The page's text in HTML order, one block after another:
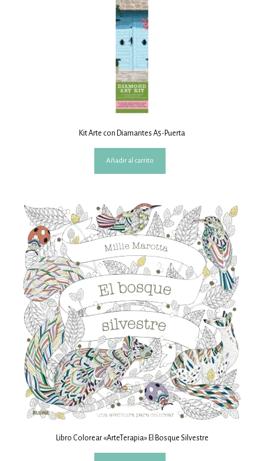
Kit Arte con Diamantes A5-Puerta
Añadir al carrito
Libro Colorear «ArteTerapia» El Bosque Silvestre